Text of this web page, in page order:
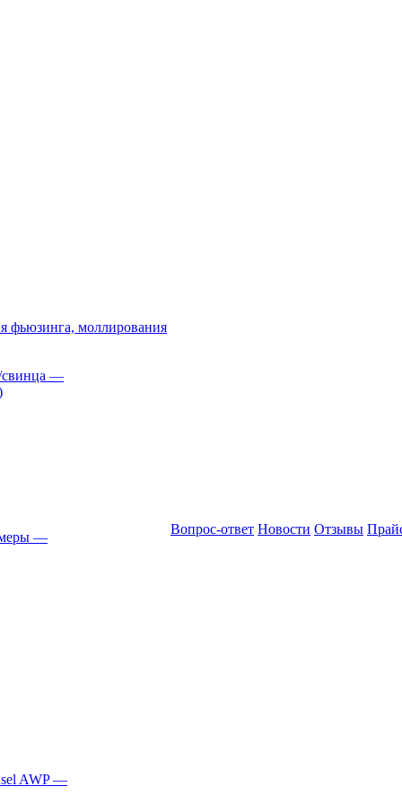
фьюзинга, моллирования
—
—
AWP—
Вопрос-ответ Новости Отзывы